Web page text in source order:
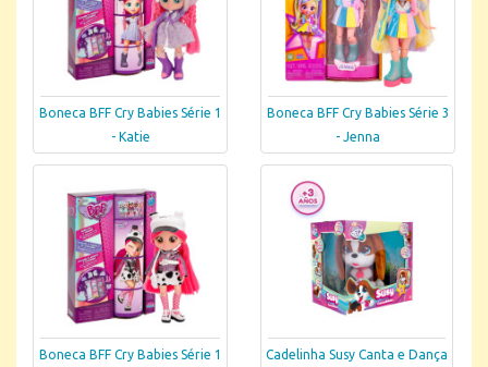
Boneca BFF Cry Babies Série 1
- Katie
Boneca BFF Cry Babies Série 3
- Jenna
Boneca BFF Cry Babies Série 1 Cadelinha Susy Canta e Dança